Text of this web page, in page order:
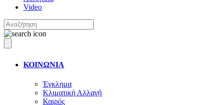
Video
ΚΟΙΝΩΝΙΑ
Έγκλημα
Κλιματική Αλλαγή
Καιρός